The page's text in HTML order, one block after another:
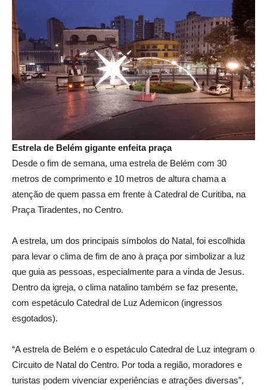
Estrela de Belém gigante enfeita praça
Desde o fim de semana, uma estrela de Belém com 30
metros de comprimento e 10 metros de altura chama a
atenção de quem passa em frente à Catedral de Curitiba, na
Praça Tiradentes, no Centro.
A estrela, um dos principais símbolos do Natal, foi escolhida
para levar o clima de fim de ano à praça por simbolizar a luz
que guia as pessoas, especialmente para a vinda de Jesus.
Dentro da igreja, o clima natalino também se faz presente,
com espetáculo Catedral de Luz Ademicon (ingressos
esgotados).
“A estrela de Belém e o espetáculo Catedral de Luz integram o
Circuito de Natal do Centro. Por toda a região, moradores e
turistas podem vivenciar experiências e atrações diversas”,